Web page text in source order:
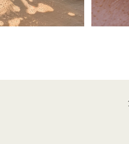
カフェ ラ ミル